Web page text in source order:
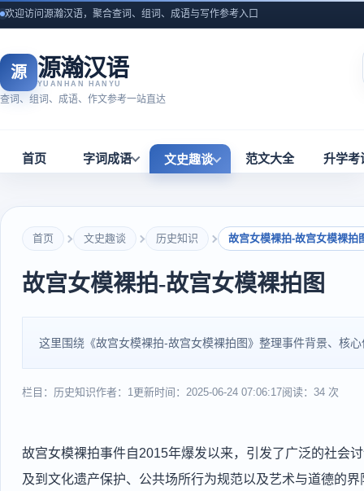
欢迎访问源瀚汉语，聚合查词、组词、成语与写作参考入口
源 源瀚汉语
YUANHAN HANYU
查词、组词、成语、作文参考一站直达
首页 字词成语 文史趣谈 范文大全 升学考
首页 文史趣谈 历史知识 故宫女模裸拍-故宫女模裸拍
故宫女模裸拍-故宫女模裸拍图
这里围绕《故宫女模裸拍-故宫女模裸拍图》整理事件背景、核
栏目：历史知识作者：1更新时间：2025-06-24 07:06:17阅读：34 次
故宫女模裸拍事件自2015年爆发以来，引发了广泛的社会
及到文化遗产保护、公共场所行为规范以及艺术与道德的